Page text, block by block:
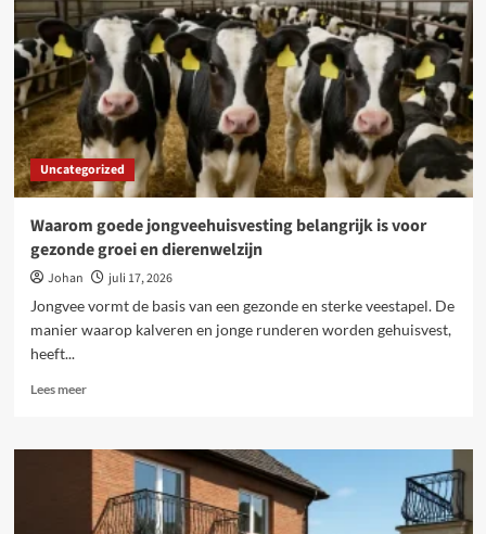
bij
een
scheiding
en
wanneer
is
juridische
begeleiding
verstandig?
Uncategorized
Waarom goede jongveehuisvesting belangrijk is voor
gezonde groei en dierenwelzijn
Johan
juli 17, 2026
Jongvee vormt de basis van een gezonde en sterke veestapel. De
manier waarop kalveren en jonge runderen worden gehuisvest,
heeft...
Lees meerLees
Waarom
goede
jongveehuisvesting
belangrijk
is